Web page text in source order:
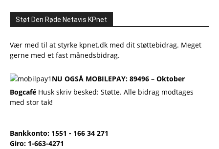
Støt Den Røde Netavis KPnet
Vær med til at styrke kpnet.dk med dit støttebidrag. Meget
gerne med et fast månedsbidrag.
NU OGSÅ MOBILEPAY: 89496 – Oktober
Bogcafé Husk skriv besked: Støtte. Alle bidrag modtages
med stor tak!
Bankkonto: 1551 - 166 34 271
Giro: 1-663-4271